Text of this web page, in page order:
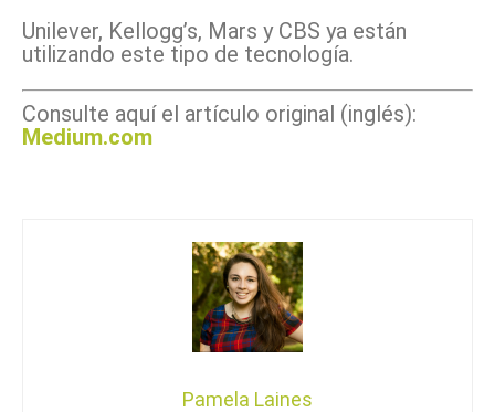
Unilever, Kellogg’s, Mars y CBS ya están
utilizando este tipo de tecnología.
Consulte aquí el artículo original (inglés):
Medium.com
Pamela Laines